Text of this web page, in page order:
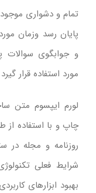
تمام و دشواری
پایان رسد وزمان
و جوابگوی سوالات
مورد استفاده قرار گیرد
لورم ایپسوم متن
چاپ و با استفاده از
روزنامه و مجله در
شرایط فعلی
بهبود ابزارهای